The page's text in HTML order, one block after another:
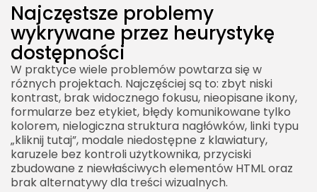
Najczęstsze problemy
wykrywane przez heurystykę
dostępności
W praktyce wiele problemów powtarza się w
różnych projektach. Najczęściej są to: zbyt niski
kontrast, brak widocznego fokusu, nieopisane ikony,
formularze bez etykiet, błędy komunikowane tylko
kolorem, nielogiczna struktura nagłówków, linki typu
„kliknij tutaj”, modale niedostępne z klawiatury,
karuzele bez kontroli użytkownika, przyciski
zbudowane z niewłaściwych elementów HTML oraz
brak alternatywy dla treści wizualnych.